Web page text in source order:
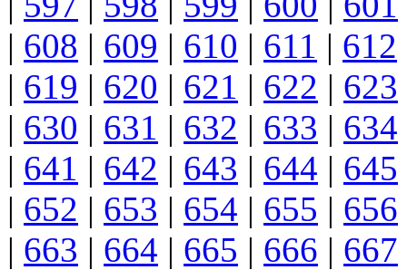
| 608 | 609 | 610 | 611 | 612
| 619 | 620 | 621 | 622 | 623
| 630 | 631 | 632 | 633 | 634
| 641 | 642 | 643 | 644 | 645
| 652 | 653 | 654 | 655 | 656
| 663 | 664 | 665 | 666 | 667